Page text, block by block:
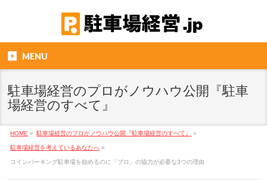
MENU
駐車場経営のプロがノウハウ公開『駐車
場経営のすべて』
HOME » 駐車場経営のプロがノウハウ公開『駐車場経営のすべて』 »
駐車場経営を考えているあなたへ »
コインパーキング駐車場を始めるのに「プロ」の協力が必要な3つの理由